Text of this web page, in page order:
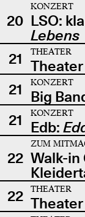
20
KONZERT
LSO:
Lebens
21
THEATER
21
KONZERT
Big
21
KONZERT
Edb:
22
ZUM
Walk-in
22
THEATER